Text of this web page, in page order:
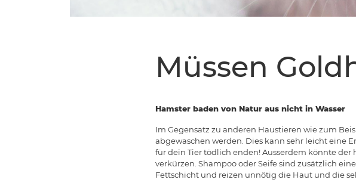
Müssen
Hamster baden von Natur aus nicht in Wasser
Im Gegensatz zu anderen Haustieren wie zum
abgewaschen werden. Dies kann sehr leicht eine
für dein Tier tödlich enden! Ausserdem könnte
verkürzen. Shampoo oder Seife sind zusätzlich
Fettschicht und reizen unnötig die Haut und die